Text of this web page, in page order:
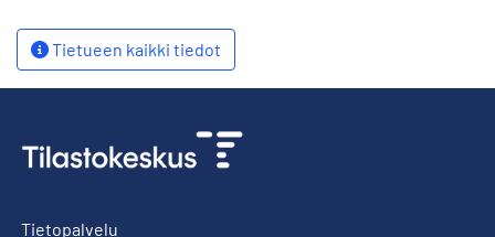
Tietueen kaikki tiedot
Tietopalvelu